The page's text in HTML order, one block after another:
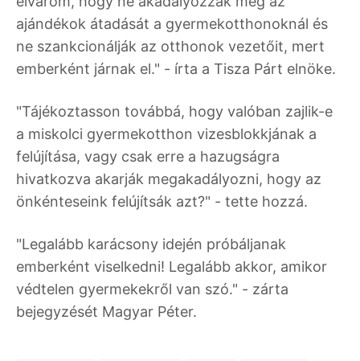
ajándékok átadását a gyermekotthonoknál és
ne szankcionálják az otthonok vezetőit, mert
emberként járnak el." - írta a Tisza Párt elnöke.
"Tájékoztasson továbbá, hogy valóban zajlik-e
a miskolci gyermekotthon vizesblokkjának a
felújítása, vagy csak erre a hazugságra
hivatkozva akarják megakadályozni, hogy az
önkénteseink felújítsák azt?" - tette hozzá.
"Legalább karácsony idején próbáljanak
emberként viselkedni! Legalább akkor, amikor
védtelen gyermekekről van szó." - zárta
bejegyzését Magyar Péter.